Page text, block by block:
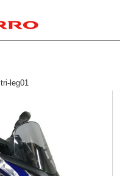
tri-leg01